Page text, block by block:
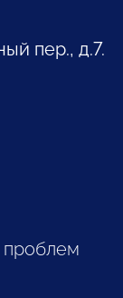
пер., д.7.
проблем